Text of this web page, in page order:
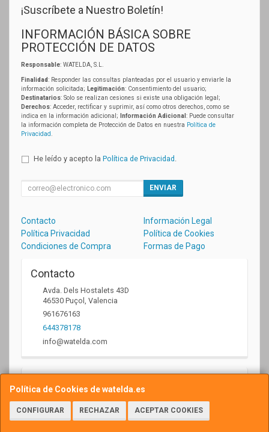
Política de Cookies de watelda.es
CONFIGURAR RECHAZAR ACEPTAR COOKIES
¡Suscríbete a Nuestro Boletín!
INFORMACIÓN BÁSICA SOBRE
PROTECCIÓN DE DATOS
Responsable: WATELDA, S.L.
Finalidad: Responder las consultas planteadas por el usuario y enviarle la
información solicitada; Legitimación: Consentimiento del usuario;
Destinatarios: Solo se realizan cesiones si existe una obligación legal;
Derechos: Acceder, rectificar y suprimir, así como otros derechos, como se
indica en la información adicional;
Información Adicional : Puede consultar
la información completa de Protección de Datos en nuestra Política de
Privacidad
He leído y acepto la Política de Privacidad
ENVIAR
Contacto
Información Legal
Política Privacidad
Política de Cookies
Condiciones de Compra
Formas de Pago
Contacto
Avda. Dels Hostalets 43D
46530 Puçol
Valencia
961676163
644378178
info@watelda.com